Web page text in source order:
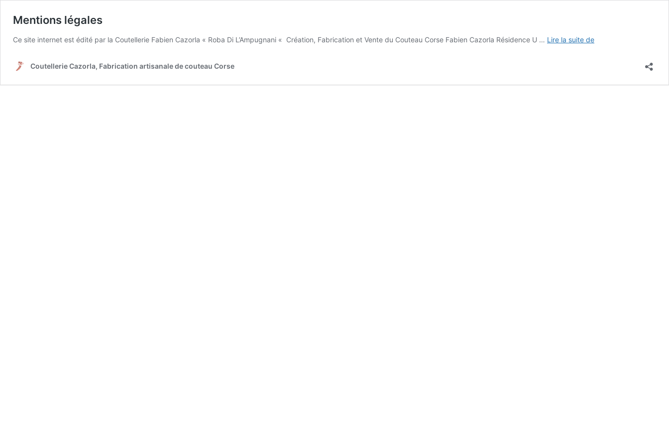
Mentions légales
Ce site internet est édité par la Coutellerie Fabien Cazorla « Roba Di L’Ampugnani « Création, Fabrication et Vente du Couteau Corse Fabien Cazorla Résidence U … Lire la suite deMentions
Coutellerie Cazorla, Fabrication artisanale de couteau Corse